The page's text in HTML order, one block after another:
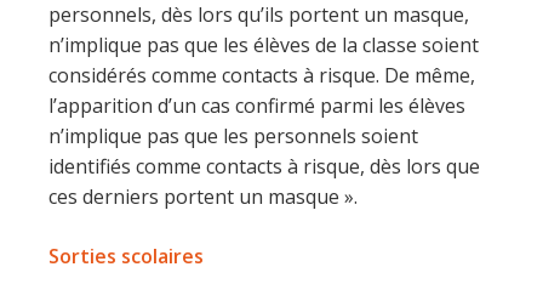
personnels, dès lors qu’ils portent un masque,
n’implique pas que les élèves de la classe soient
considérés comme contacts à risque. De même,
l’apparition d’un cas confirmé parmi les élèves
n’implique pas que les personnels soient
identifiés comme contacts à risque, dès lors que
ces derniers portent un masque ».
Sorties scolaires